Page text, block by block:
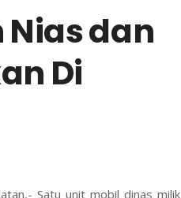
dan
Di
Satu unit mobil dinas milik